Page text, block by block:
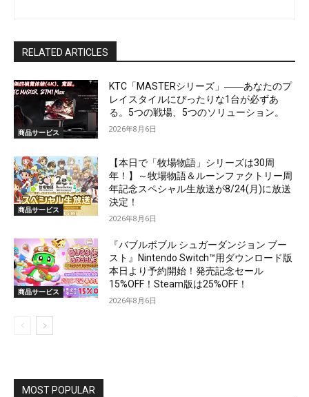
RELATED ARTICLES
商品サービス
KTC「MASTERシリーズ」――あなたのプ
レイスタイルにぴったりな1台が必ずあ
る。5つの戦場、5つのソリューション。
2026年8月6日
商品サービス
【本日で「牧場物語」シリーズは30周
年！】～牧場物語＆ルーンファクトリー周
年記念スペシャル生放送が8/24(月)に放送
決定！
2026年8月6日
商品サービス
『バブルボブル シュガーダンジョン ブー
スト』Nintendo Switch™用ダウンロード版
本日より予約開始！発売記念セール
15%OFF！Steam版は25%OFF！
2026年8月6日
MOST POPULAR